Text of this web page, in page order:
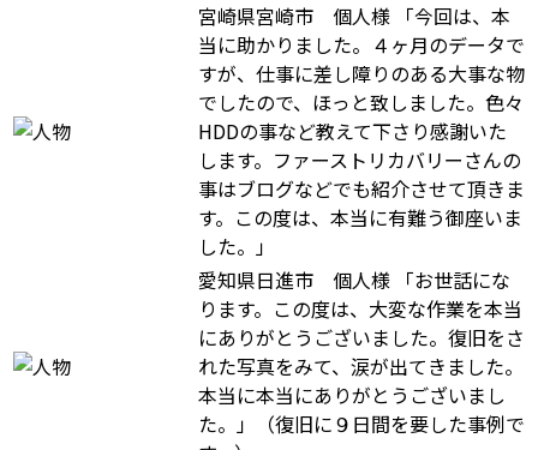
宮崎県宮崎市 個人様 「今回は、本
当に助かりました。４ヶ月のデータで
すが、仕事に差し障りのある大事な物
でしたので、ほっと致しました。色々
HDDの事など教えて下さり感謝いた
します。ファーストリカバリーさんの
事はブログなどでも紹介させて頂きま
す。この度は、本当に有難う御座いま
した。」
愛知県日進市 個人様 「お世話にな
ります。この度は、大変な作業を本当
にありがとうございました。復旧をさ
れた写真をみて、涙が出てきました。
本当に本当にありがとうございまし
た。」（復旧に９日間を要した事例で